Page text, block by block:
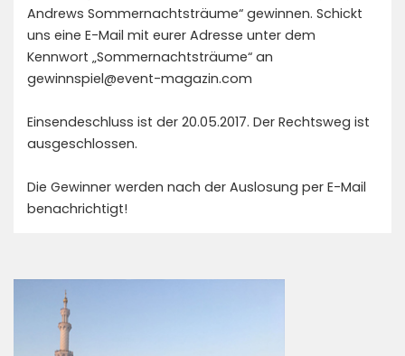
Andrews Sommernachtsträume“ gewinnen. Schickt
uns eine E-Mail mit eurer Adresse unter dem
Kennwort „Sommernachtsträume“ an
gewinnspiel@event-magazin.com
Einsendeschluss ist der 20.05.2017. Der Rechtsweg ist
ausgeschlossen.
Die Gewinner werden nach der Auslosung per E-Mail
benachrichtigt!